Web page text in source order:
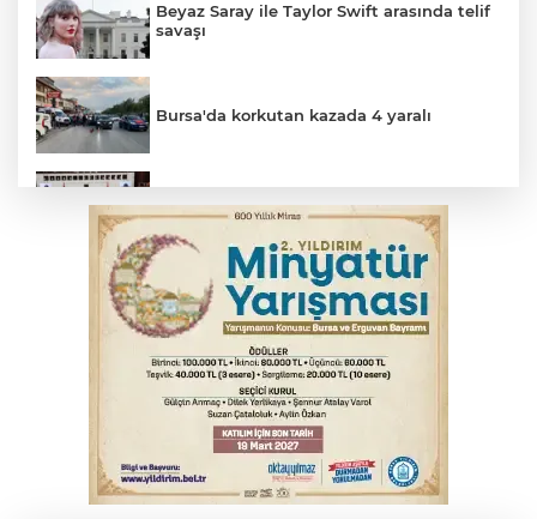
Beyaz Saray ile Taylor Swift arasında telif
savaşı
Bursa'da korkutan kazada 4 yaralı
kabul edildi
Yükseköğretim Kanununda değişiklik
Resmi Gazete'de
Bursa’da samanlık alevlere teslim oldu
Kar maskeleriyle araç soyan 5 şüpheli
tutuklandı